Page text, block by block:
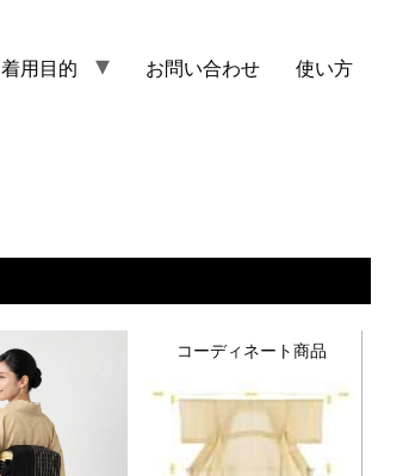
着用目的 お問い合わせ 使い方
コーディネート商品